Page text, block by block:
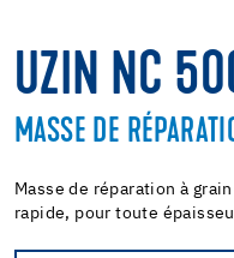
UZIN NC
MASSE DE
Masse de réparation à
rapide, pour toute